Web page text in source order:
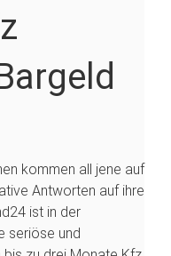
kommen all jene auf
Antworten auf ihre
ist in der
seriöse und